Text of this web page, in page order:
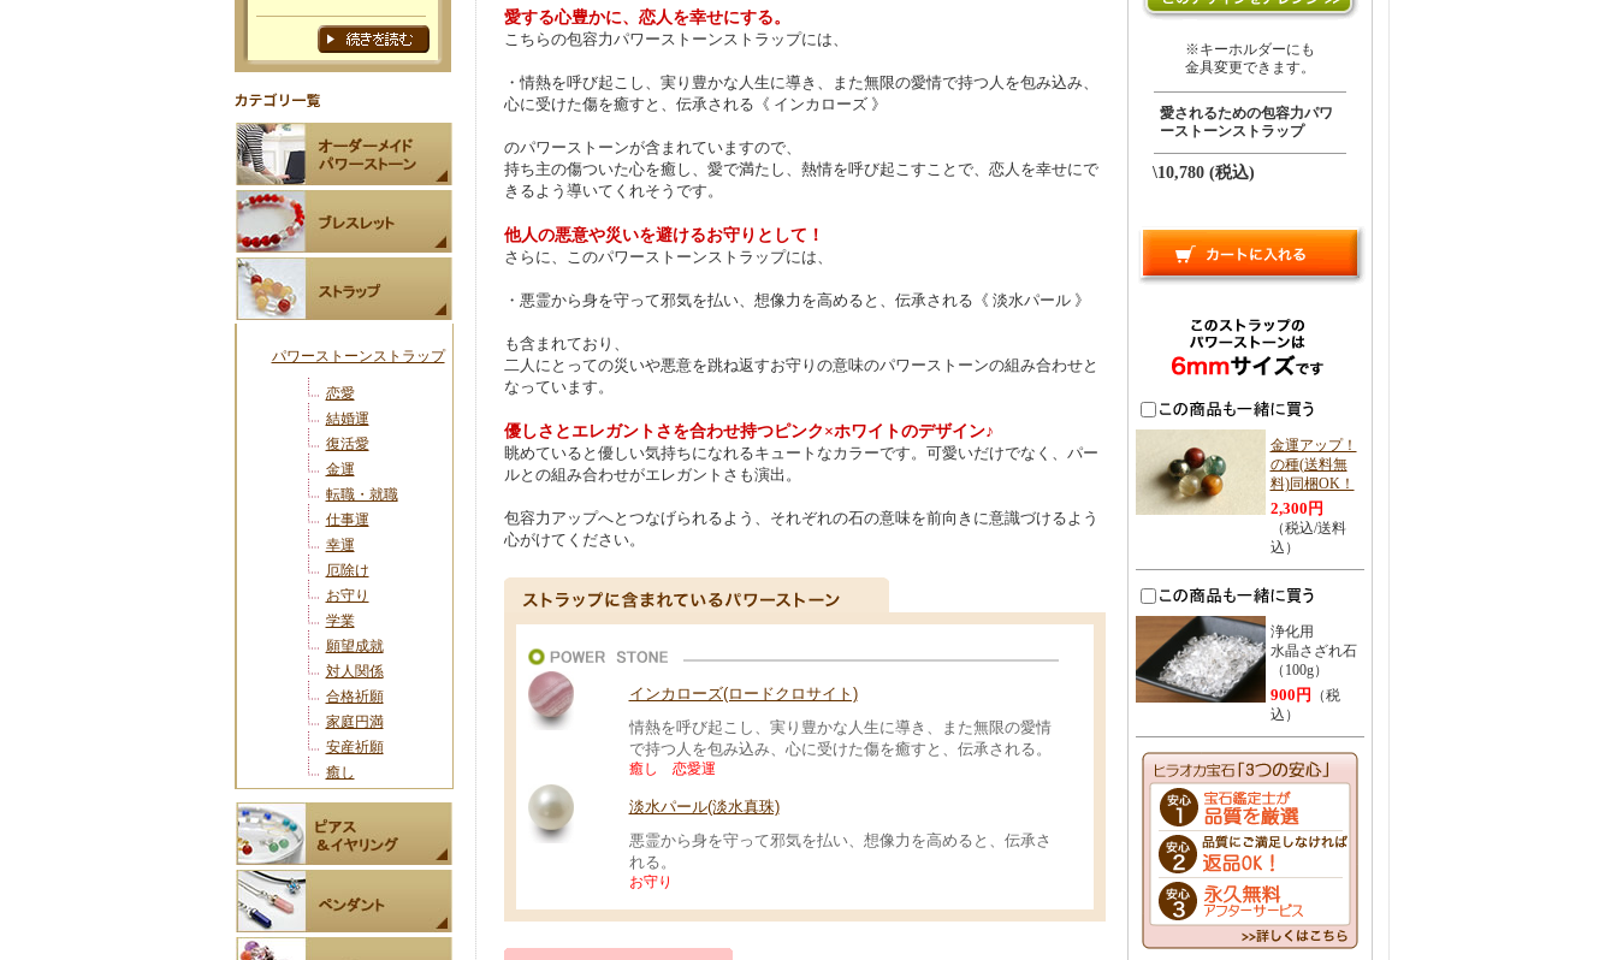
パワーストーンストラップ
恋愛
結婚運
復活愛
金運
転職・就職
仕事運
幸運
厄除け
お守り
学業
願望成就
対人関係
合格祈願
家庭円満
安産祈願
癒し
愛する心豊かに、恋人を幸せにする。
こちらの包容力パワーストーンストラップには、
・情熱を呼び起こし、実り豊かな人生に導き、また無限の愛情で持つ人を包み込み、
心に受けた傷を癒すと、伝承される《 インカローズ 》
のパワーストーンが含まれていますので、
持ち主の傷ついた心を癒し、愛で満たし、熱情を呼び起こすことで、恋人を幸せにで
きるよう導いてくれそうです。
他人の悪意や災いを避けるお守りとして！
さらに、このパワーストーンストラップには、
・悪霊から身を守って邪気を払い、想像力を高めると、伝承される《 淡水パール 》
も含まれており、
二人にとっての災いや悪意を跳ね返すお守りの意味のパワーストーンの組み合わせと
なっています。
優しさとエレガントさを合わせ持つピンク×ホワイトのデザイン♪
眺めていると優しい気持ちになれるキュートなカラーです。可愛いだけでなく、パー
ルとの組み合わせがエレガントさも演出。
包容力アップへとつなげられるよう、それぞれの石の意味を前向きに意識づけるよう
心がけてください。
インカローズ(ロードクロサイト)
情熱を呼び起こし、実り豊かな人生に導き、また無限の愛情
で持つ人を包み込み、心に受けた傷を癒すと、伝承される。
癒し 恋愛運
淡水パール(淡水真珠)
悪霊から身を守って邪気を払い、想像力を高めると、伝承さ
れる。
お守り
※キーホルダーにも
金具変更できます。
愛されるための包容力パワ
ーストーンストラップ
\10,780 (税込)
金運アップ！
の種(送料無
料)同梱OK！
2,300円
（税込/送料
込）
浄化用
水晶さざれ石
（100g）
900円
（税
込）